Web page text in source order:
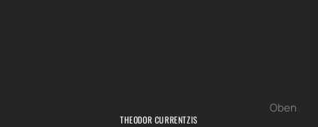
Oben
THEODOR CURRENTZIS